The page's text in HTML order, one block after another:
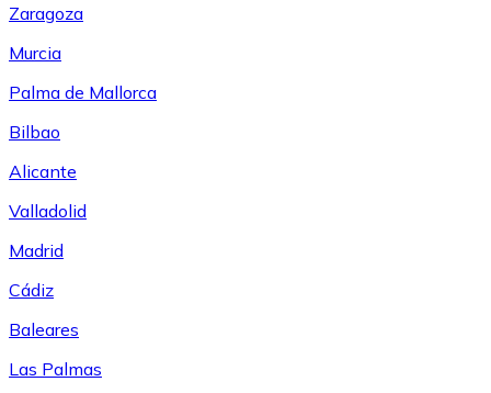
Zaragoza
Murcia
Palma de Mallorca
Bilbao
Alicante
Valladolid
Madrid
Cádiz
Baleares
Las Palmas